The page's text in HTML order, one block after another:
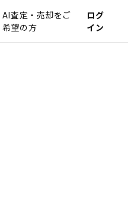
AI査定・売却をご
希望の方
ログ
イン